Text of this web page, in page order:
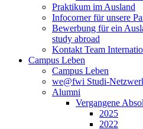
Praktikum im Ausland
Infocorner für unsere
Bewerbung für ein
study abroad
Kontakt Team
Campus Leben
Campus Leben
we@fwi Studi-
Alumni
Vergangene
2025
2022